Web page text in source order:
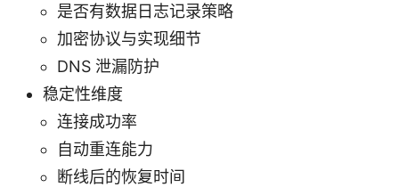
是否有数据日志记录策略
加密协议与实现细节
DNS 泄漏防护
稳定性维度
连接成功率
自动重连能力
断线后的恢复时间